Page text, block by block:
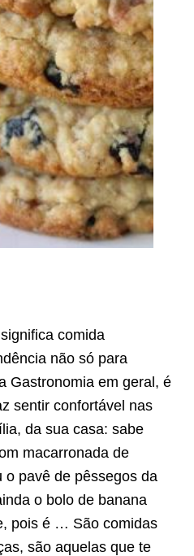
comida
não só para
Gastronomia em geral, é
sentir confortável nas
da sua casa: sabe
macarronada de
o pavê de pêssegos da
o bolo de banana
pois é … São comidas
são aquelas que te